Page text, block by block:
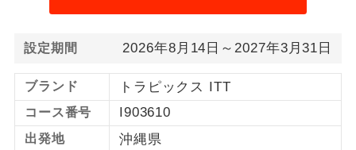
設定期間 2026年8月14日～2027年3月31日
ブランド トラピックス ITT
コース番号 I903610
出発地 沖縄県
す。
女性限定
女性限定でご参加いただけるコースで
す。
年齢制限あり
ご参加にあたり年齢に制限があるコース
です。